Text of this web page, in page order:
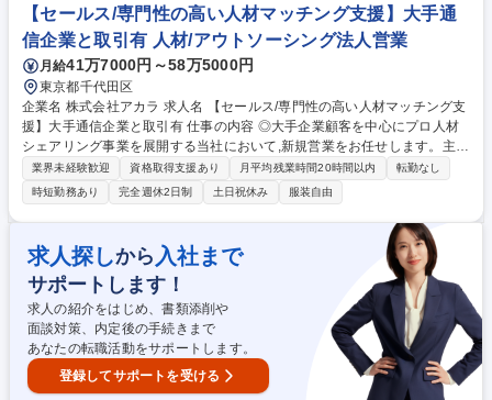
AIを活用したトークスクリプト作成や情報収集の効率化 募集職種 【イン
サイドセールス】東大発AIスタートアップ/リモート可/フレックス
【セールス/専門性の高い人材マッチング支援】大手通
信企業と取引有 人材/アウトソーシング法人営業
月給41万7000円～58万5000円
東京都千代田区
企業名 株式会社アカラ 求人名 【セールス/専門性の高い人材マッチング支
援】大手通信企業と取引有 仕事の内容 ◎大手企業顧客を中心にプロ人材
シェアリング事業を展開する当社において,新規営業をお任せします。主な
活動は、商談獲得の為の営業活動から,相談頂いた案件を受注に持ち込むま
での提案からクロージングです。 【詳細】■セールスフォース内の企業掘
り起こしや新規リストの作成等■電話やメール等を活用した商談獲得の為
のアプローチ■案件相談に向けサービス紹介や課題ヒアリング■案件相談を
頂いた後は,該当する人材をデータベース内から人選■提案した人材に興味
を持って頂いた後,企業と人材の面談を実施■契約条件交渉：最終的に契約
内容に落とし込む為,稼働率や経済条件等の交渉まで行います。 募集職種
【セールス/専門性の高い人材マッチング支援】大手通信企業と取引有
業界未経験歓迎 資格取得支援あり 月平均残業時間20時間以内
転勤なし
時短勤務あり
完全週休2日制 土日祝休み 服装自由
求人探しから 入社まで
サポートします！
求人の紹介をはじめ、書類添削や
面談対策、内定後の手続きまで
あなたの転職活動をサポートします。
登録してサポートを受ける